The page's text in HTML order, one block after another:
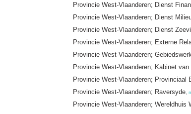
Provincie West-Vlaanderen; Dienst
Provincie West-Vlaanderen; Dienst
Provincie West-Vlaanderen; Dienst
Provincie West-Vlaanderen; Externe
Provincie West-Vlaanderen;
Provincie West-Vlaanderen; Kabinet
Provincie West-Vlaanderen; Provinciaal
Provincie West-Vlaanderen; Raversyde
Provincie West-Vlaanderen; Wereldhuis